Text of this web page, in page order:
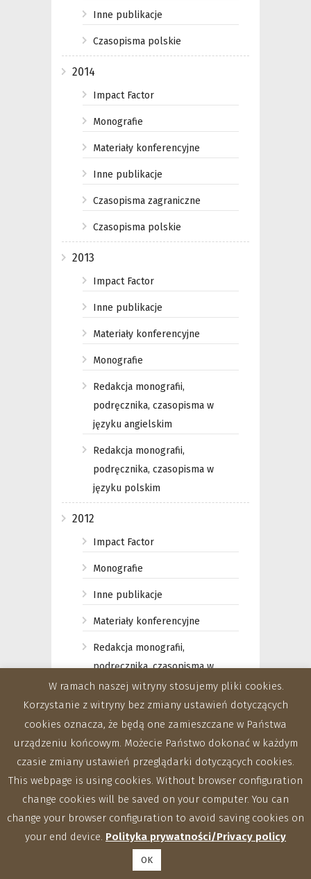
Inne publikacje
Czasopisma polskie
2014
Impact Factor
Monografie
Materiały konferencyjne
Inne publikacje
Czasopisma zagraniczne
Czasopisma polskie
2013
Impact Factor
Inne publikacje
Materiały konferencyjne
Monografie
Redakcja monografii,
podręcznika, czasopisma w
języku angielskim
Redakcja monografii,
podręcznika, czasopisma w
języku polskim
2012
Impact Factor
Monografie
Inne publikacje
Materiały konferencyjne
Redakcja monografii,
podręcznika, czasopisma w
języku polskim
Redakcja monografii,
podręcznika, czasopisma w
języku angielskim
2011
Impact Factor
Monografie
Materiały konferencyjne
W ramach naszej witryny stosujemy pliki cookies.
Korzystanie z witryny bez zmiany ustawień dotyczących
cookies oznacza, że będą one zamieszczane w Państwa
urządzeniu końcowym. Możecie Państwo dokonać w każdym
czasie zmiany ustawień przeglądarki dotyczących cookies.
This webpage is using cookies. Without browser configuration
change cookies will be saved on your computer. You can
change your browser configuration to avoid saving cookies on
your end device. Polityka prywatności/Privacy policy
OK